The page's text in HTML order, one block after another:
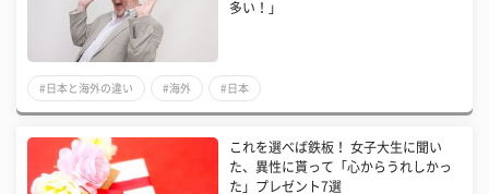
多い！」
#日本と海外の違い #海外 #日本
これを選べば鉄板！ 女子大生に聞い
た、異性に貰って「心からうれしかっ
た」プレゼント7選